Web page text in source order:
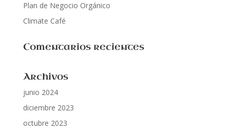
Plan de Negocio Orgánico
Climate Café
Comentarios recientes
Archivos
junio 2024
diciembre 2023
octubre 2023